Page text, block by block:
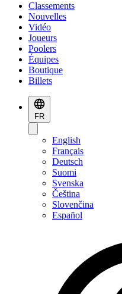
Classements
Nouvelles
Vidéo
Joueurs
Poolers
Équipes
Boutique
Billets
FR
English
Français
Deutsch
Suomi
Svenska
Čeština
Slovenčina
Español